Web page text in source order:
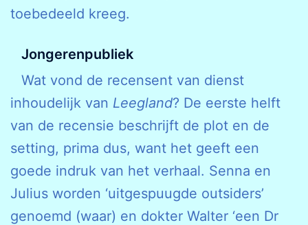
toebedeeld kreeg.
Jongerenpubliek
Wat vond de recensent van dienst
inhoudelijk van Leegland? De eerste helft
van de recensie beschrijft de plot en de
setting, prima dus, want het geeft een
goede indruk van het verhaal. Senna en
Julius worden ‘uitgespuugde outsiders’
genoemd (waar) en dokter Walter ‘een Dr